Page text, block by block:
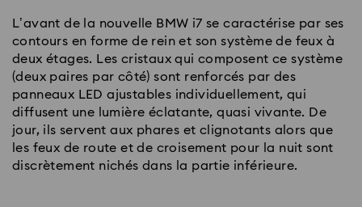
L’avant de la nouvelle BMW i7 se caractérise par ses
contours en forme de rein et son système de feux à
deux étages. Les cristaux qui composent ce système
(deux paires par côté) sont renforcés par des
panneaux LED ajustables individuellement, qui
diffusent une lumière éclatante, quasi vivante. De
jour, ils servent aux phares et clignotants alors que
les feux de route et de croisement pour la nuit sont
discrètement nichés dans la partie inférieure.